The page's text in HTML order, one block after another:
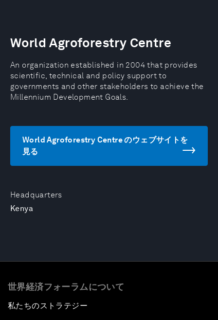
Headquarters
Kenya
World Agroforestry Centre
An organization established in 2004 that provides
scientific, technical and policy support to
governments and other stakeholders to achieve the
Millennium Development Goals.
World Agroforestry Centre のウェブサイトを
見る
世界経済フォーラムについて
私たちのストラテジー